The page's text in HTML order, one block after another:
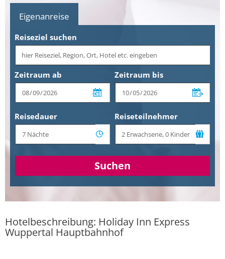
Eigenanreise
Reiseziel suchen
Zeitraum ab Zeitraum bis
Reisedauer Reiseteilnehmer
Suchen
Hotelbeschreibung: Holiday Inn Express
Wuppertal Hauptbahnhof